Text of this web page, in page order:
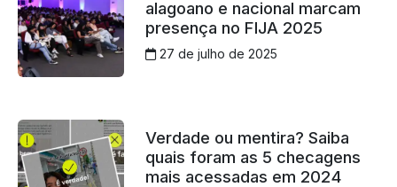
alagoano e nacional marcam
presença no FIJA 2025
27 de julho de 2025
Verdade ou mentira? Saiba
quais foram as 5 checagens
mais acessadas em 2024